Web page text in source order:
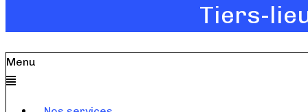
Tiers-
Menu